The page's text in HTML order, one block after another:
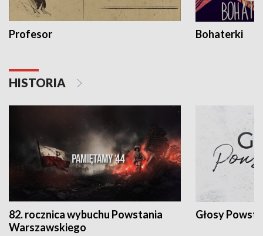
Profesor Bohaterki
HISTORIA
82. rocznica wybuchu Powstania
Warszawskiego
Głosy